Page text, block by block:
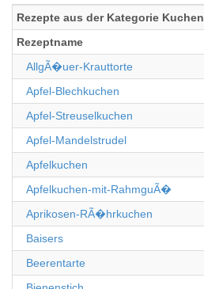
Rezepte aus der Kategorie Kuchen
Rezeptname
AllgÃ�uer-Krauttorte
Apfel-Blechkuchen
Apfel-Streuselkuchen
Apfel-Mandelstrudel
Apfelkuchen
Apfelkuchen-mit-RahmguÃ�
Aprikosen-RÃ�hrkuchen
Baisers
Beerentarte